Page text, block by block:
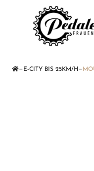
— E-CITY BIS 25KM/H —